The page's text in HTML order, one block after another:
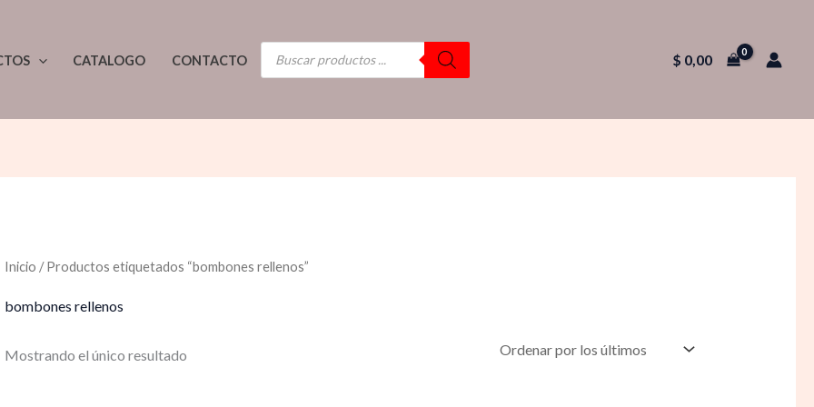
CATALOGO CONTACTO
BÚSQUEDA
DE
PRODUCTOS
$ 0,00
Inicio / Productos etiquetados “bombones rellenos”
bombones rellenos
Mostrando el único resultado